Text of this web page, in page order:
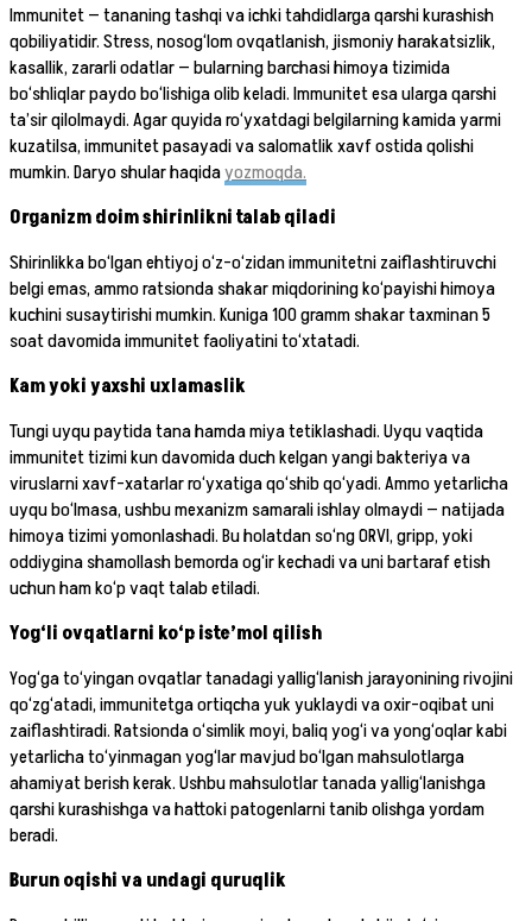
Immunitet — tananing tashqi va ichki tahdidlarga qarshi kurashish
qobiliyatidir. Stress, nosog‘lom ovqatlanish, jismoniy harakatsizlik,
kasallik, zararli odatlar — bularning barchasi himoya tizimida
bo‘shliqlar paydo bo‘lishiga olib keladi. Immunitet esa ularga qarshi
ta’sir qilolmaydi. Agar quyida ro‘yxatdagi belgilarning kamida yarmi
kuzatilsa, immunitet pasayadi va salomatlik xavf ostida qolishi
mumkin. Daryo shular haqidayozmoqda.
Organizm doim shirinlikni talab qiladi
Shirinlikka bo‘lgan ehtiyoj o‘z-o‘zidan immunitetni zaiflashtiruvchi
belgi emas, ammo ratsionda shakar miqdorining ko‘payishi himoya
kuchini susaytirishi mumkin. Kuniga 100 gramm shakar taxminan 5
soat davomida immunitet faoliyatini to‘xtatadi.
Kam yoki yaxshi uxlamaslik
Tungi uyqu paytida tana hamda miya tetiklashadi. Uyqu vaqtida
immunitet tizimi kun davomida duch kelgan yangi bakteriya va
viruslarni xavf-xatarlar ro‘yxatiga qo‘shib qo‘yadi. Ammo yetarlicha
uyqu bo‘lmasa, ushbu mexanizm samarali ishlay olmaydi — natijada
himoya tizimi yomonlashadi. Bu holatdan so‘ng ORVI, gripp, yoki
oddiygina shamollash bemorda og‘ir kechadi va uni bartaraf etish
uchun ham ko‘p vaqt talab etiladi.
Yog‘li ovqatlarni ko‘p iste’mol qilish
Yog‘ga to‘yingan ovqatlar tanadagi yallig‘lanish jarayonining rivojini
qo‘zg‘atadi, immunitetga ortiqcha yuk yuklaydi va oxir-oqibat uni
zaiflashtiradi. Ratsionda o‘simlik moyi, baliq yog‘i va yong‘oqlar kabi
yetarlicha to‘yinmagan yog‘lar mavjud bo‘lgan mahsulotlarga
ahamiyat berish kerak. Ushbu mahsulotlar tanada yallig‘lanishga
qarshi kurashishga va hattoki patogenlarni tanib olishga yordam
beradi.
Burun oqishi va undagi quruqlik